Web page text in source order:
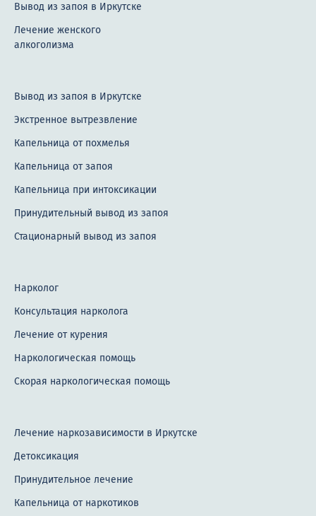
Вывод из запоя в Иркутске
Лечение женского
алкоголизма
Вывод из запоя в Иркутске
Экстренное вытрезвление
Капельница от похмелья
Капельница от запоя
Капельница при интоксикации
Принудительный вывод из запоя
Стационарный вывод из запоя
Нарколог
Консультация нарколога
Лечение от курения
Наркологическая помощь
Скорая наркологическая помощь
Лечение наркозависимости в Иркутске
Детоксикация
Принудительное лечение
Капельница от наркотиков